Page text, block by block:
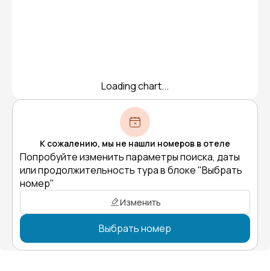
Loading chart...
К сожалению, мы не нашли номеров в отеле
Попробуйте изменить параметры поиска, даты
или продолжительность тура в блоке "Выбрать
номер"
Изменить
Выбрать номер